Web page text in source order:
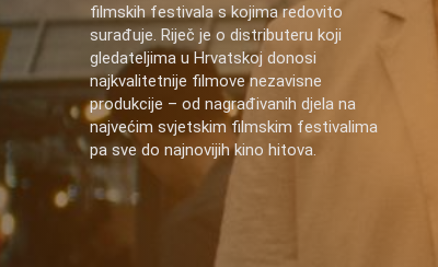
filmskih festivala s kojima redovito
surađuje. Riječ je o distributeru koji
gledateljima u Hrvatskoj donosi
najkvalitetnije filmove nezavisne
produkcije – od nagrađivanih djela na
najvećim svjetskim filmskim festivalima
pa sve do najnovijih kino hitova.